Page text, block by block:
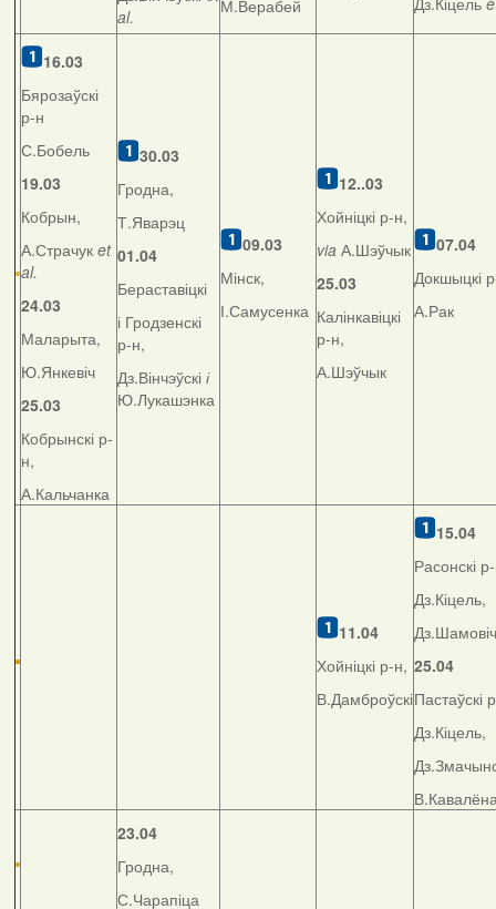
al.
М.Верабей
16.03
Бярозаўскі
р-н
С.Бобель
19.03
Кобрын,
А.Страчук et
al.
24.03
Маларыта,
Ю.Янкевіч
25.03
Кобрынскі р-
н,
А.Кальчанка
30.03
Гродна,
Т.Яварэц
01.04
Бераставіцкі
і Гродзенскі
р-н,
Дз.Вінчэўскі і
Ю.Лукашэнка
09.03
Мінск,
І.Самусенка
12..03
Хойніцкі р-н,
viaА.Шэўчык
25.03
Калінкавіцкі
р-н,
А.Шэўчык
07.04
Докшыцкі
А.Рак
11.04
Хойніцкі р-н,
В.Дамброўскі
15.04
Расонскі
Дз.Кіцель,
Дз.Шамовіч
25.04
Пастаўскі
Дз.Кіцель,
23.04
Гродна,
С.Чарапіца